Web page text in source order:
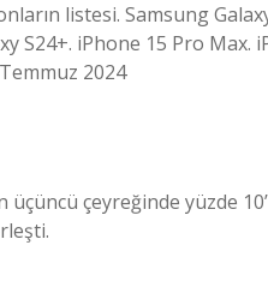
listesi. Samsung
S24+. iPhone 15 Pro
2024
çeyreğinde yüzde